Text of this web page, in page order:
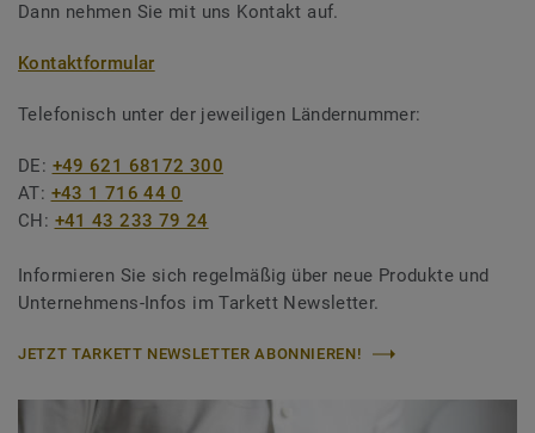
Dann nehmen Sie mit uns Kontakt auf.
Kontaktformular
Telefonisch unter der jeweiligen Ländernummer:
DE: +49 621 68172 300
AT: +43 1 716 44 0
CH: +41 43 233 79 24
Informieren Sie sich regelmäßig über neue Produkte und
Unternehmens-Infos im Tarkett Newsletter.
JETZT TARKETT NEWSLETTER ABONNIEREN!